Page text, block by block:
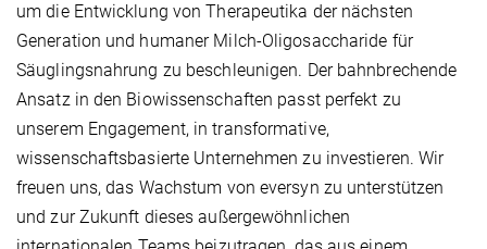
um die Entwicklung von Therapeutika der nächsten
Generation und humaner Milch-Oligosaccharide für
Säuglingsnahrung zu beschleunigen. Der bahnbrechende
Ansatz in den Biowissenschaften passt perfekt zu
unserem Engagement, in transformative,
wissenschaftsbasierte Unternehmen zu investieren. Wir
freuen uns, das Wachstum von eversyn zu unterstützen
und zur Zukunft dieses außergewöhnlichen